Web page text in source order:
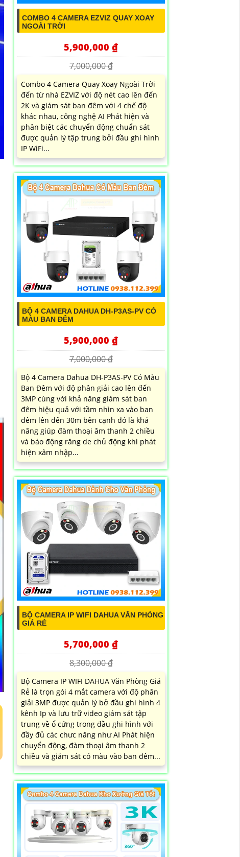
COMBO 4 CAMERA EZVIZ QUAY XOAY
NGOÀI TRỜI
5,900,000 ₫
7,000,000 ₫
Combo 4 Camera Quay Xoay Ngoài Trời
đến từ nhà EZVIZ với độ nét cao lên đến
2K và giám sát ban đêm với 4 chế độ
khác nhau, công nghệ AI Phát hiện và
phân biệt các chuyển động chuẩn sát
được quản lý tập trung bởi đầu ghi hình
IP WiFi...
BỘ 4 CAMERA DAHUA DH-P3AS-PV CÓ
MÀU BAN ĐÊM
5,900,000 ₫
7,000,000 ₫
Bộ 4 Camera Dahua DH-P3AS-PV Có Màu
Ban Đêm với độ phân giải cao lên đến
3MP cùng với khả năng giám sát ban
đêm hiệu quả với tầm nhìn xa vào ban
đêm lên đến 30m bên cạnh đó là khả
năng giúp đàm thoại âm thanh 2 chiều
và báo động răng de chủ động khi phát
hiện xâm nhập...
BỘ CAMERA IP WIFI DAHUA VĂN PHÒNG
GIÁ RẺ
5,700,000 ₫
8,300,000 ₫
Bộ Camera IP WIFI DAHUA Văn Phòng Giá
Rẻ là trọn gói 4 mắt camera với độ phân
giải 3MP được quản lý bở đầu ghi hình 4
kênh Ip và lưu trữ video giám sát tập
trung về ổ cứng trong đầu ghi hình với
đầy đủ các chưc năng như AI Phát hiện
chuyển động, đàm thoại âm thanh 2
chiều và giám sát có màu vào ban đêm...